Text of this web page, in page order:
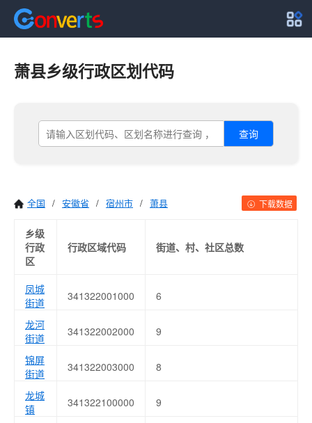
萧县乡级行政区划代码
查询
全国 / 安徽省 / 宿州市 / 萧县 下载数据
乡级
行政
区
行政区域代码 街道、村、社区总数
凤城
街道
341322001000 6
龙河
街道
341322002000 9
锦屏
街道
341322003000 8
龙城
镇
341322100000 9